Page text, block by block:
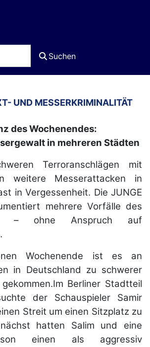
Suchen
UND MESSERKRIMINALITÄT
des Wochenendes:
in mehreren Städten
Terroranschlägen mit
weitere Messerattacken in
in Vergessenheit. Die JUNGE
mehrere Vorfälle des
– ohne Anspruch auf
Wochenende ist es an
in Deutschland zu schwerer
Berliner Stadtteil
der Schauspieler Samir
Streit um einen Sitzplatz zu
hatten Salim und eine
einen als aggressiv